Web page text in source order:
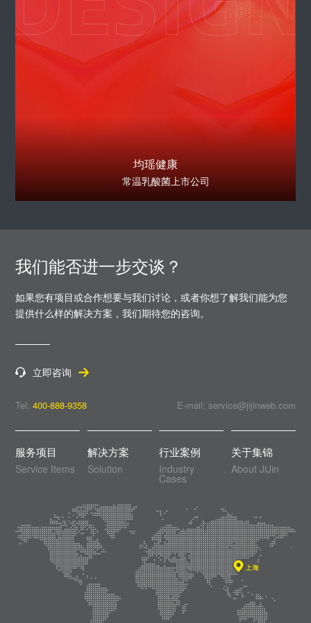
均瑶健康
常温乳酸菌上市公司
我们能否进一步交谈？
如果您有项目或合作想要与我们讨论，或者你想了解我们能为您
提供什么样的解决方案，我们期待您的咨询。
立即咨询
Tel:400-888-9358 E-mail: service@jijinweb.com
服务项目
Service Items
解决方案
Solution
行业案例
Industry
Cases
关于集锦
About JiJin